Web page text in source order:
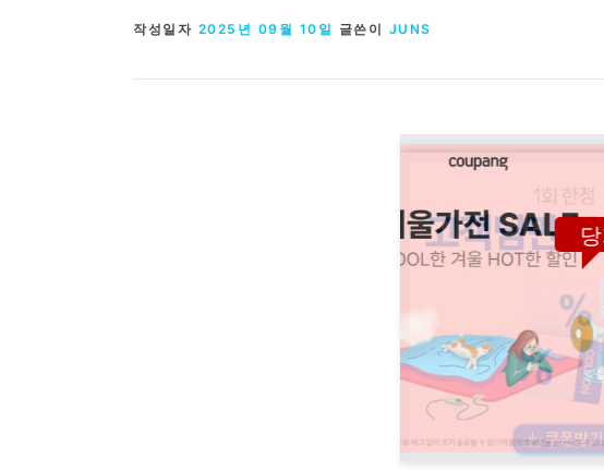
작성일자 2025년 09월 10일 글쓴이 JUNS
당겨주
요!